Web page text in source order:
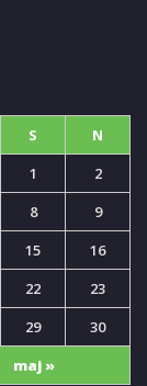
S N
maj »
1
2
8
9
15
16
22
23
29 30